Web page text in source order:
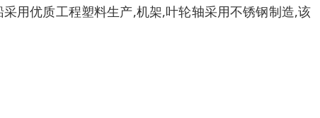
用优质工程塑料生产,机架,叶轮轴采用不锈钢制造,该